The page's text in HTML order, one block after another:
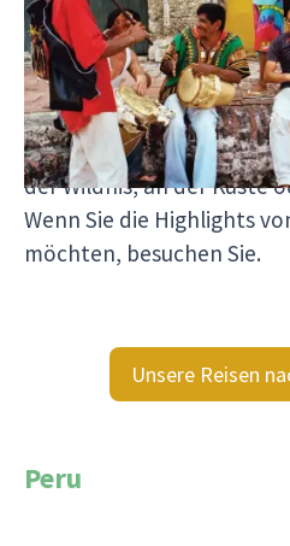
blühende Kaffeeregion
Tierwelt. Hier gibt es
Quadratkilometer als in
Nordamerika zusammen.
unzählige fantastische
der Wildnis, an der Küste
Wenn Sie die Highlights
möchten, besuchen Sie.
Unsere Reisen
Peru